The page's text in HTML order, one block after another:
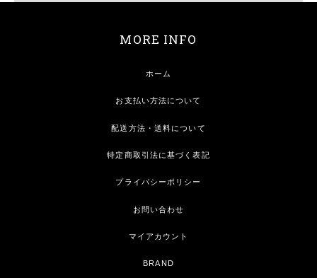
MORE INFO
ホーム
お支払い方法について
配送方法・送料について
特定商取引法に基づく表記
プライバシーポリシー
お問い合わせ
マイアカウント
BRAND